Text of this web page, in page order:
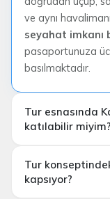
ve aynı
seyahat imkanı
pasaportunuza
basılmaktadır.
Tur esnasında
katılabilir
Tur
kapsıyor?